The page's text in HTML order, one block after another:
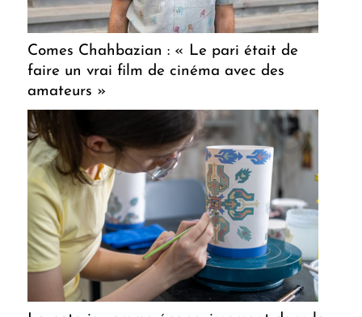
Comes Chahbazian : « Le pari était de
faire un vrai film de cinéma avec des
amateurs »